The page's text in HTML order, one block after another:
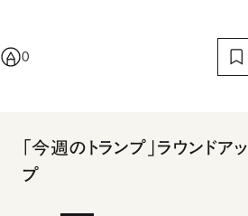
0
「今週のトランプ」ラウンドアッ
プ